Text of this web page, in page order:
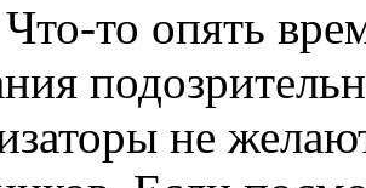
Что-то опять
не